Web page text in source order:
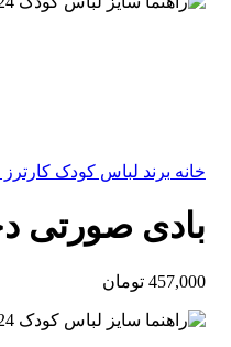
خانه برند لباس کودک کارترز
بادی صورتی دخترانه
457,000 تومان